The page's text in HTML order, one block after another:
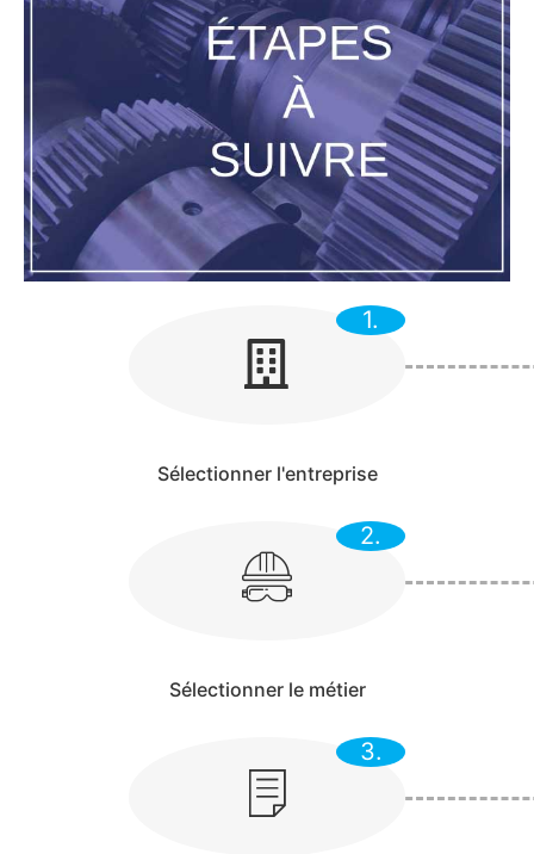
1.
Sélectionner l'entreprise
2.
Sélectionner le métier
3.